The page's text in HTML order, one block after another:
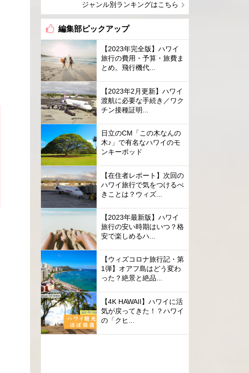
ジャンル別ランキングはこちら
編集部ピックアップ
【2023年完全版】ハワイ
旅行の費用・予算・旅費ま
とめ。飛行機代...
【2023年2月更新】ハワイ
渡航に必要な手続き／ワク
チン接種証明...
日立のCM「この木なんの
木♪」で有名なハワイのモ
ンキーポッド
【在住者レポート】次回の
ハワイ旅行で気をつけるべ
きことは？ウィズ...
【2023年最新版】ハワイ
旅行の安い時期はいつ？格
安で楽しめるハ...
【ウィズコロナ旅行記・第
1弾】オアフ島はどう変わ
った？絶景と絶品...
【4K HAWAII】ハワイに活
気が戻ってきた！？ハワイ
の「クヒ...